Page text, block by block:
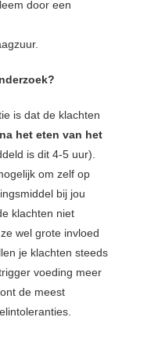
door een
is dat de klachten
het eten van het
is dit 4-5 uur).
om zelf op
bij jou
klachten niet
wel grote invloed
je klachten steeds
voeding meer
de meest